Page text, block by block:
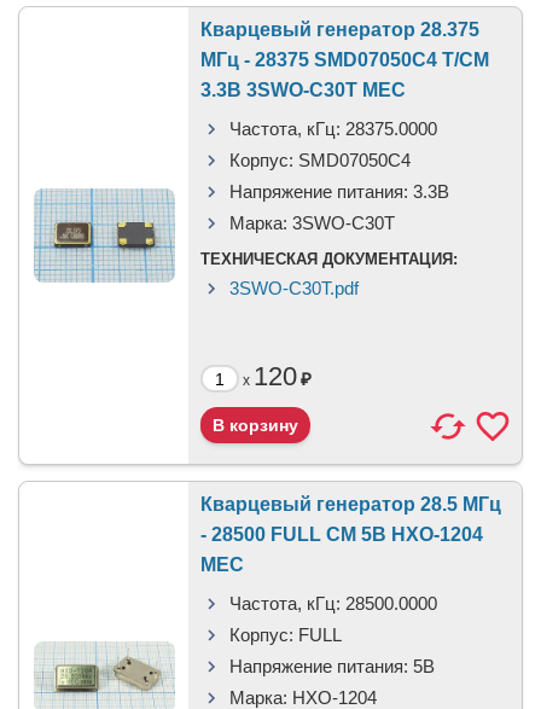
Кварцевый генератор 28.375
МГц - 28375 SMD07050C4 T/CM
3.3В 3SWO-C30T MEC
Частота, кГц: 28375.0000
Корпус: SMD07050C4
Напряжение питания: 3.3В
Марка: 3SWO-C30T
ТЕХНИЧЕСКАЯ ДОКУМЕНТАЦИЯ:
3SWO-C30T.pdf
x 120₽
Кварцевый генератор 28.5 МГц
- 28500 FULL CM 5В HXO-1204
MEC
Частота, кГц: 28500.0000
Корпус: FULL
Напряжение питания: 5В
Марка: HXO-1204